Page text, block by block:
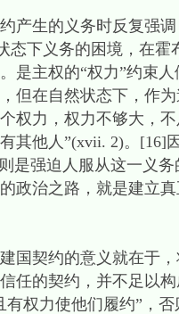
生的义务时反复强调
态下义务的困境，在
是主权的“权力”约束
但在自然状态下，作
权力，权力不够大，
其他人”(xvii. 2)。[16]
是强迫人服从这一义
政治之路，就是建立
契约的意义就在于，
任的契约，并不足以
有权力使他们履约”，